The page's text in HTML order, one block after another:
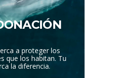
a proteger los
que los habitan. Tu
la diferencia.